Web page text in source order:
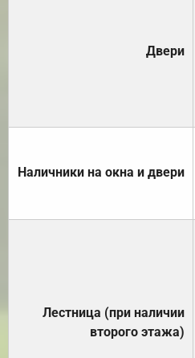
Двери
Наличники на окна и двери
Лестница (при наличии
второго этажа)